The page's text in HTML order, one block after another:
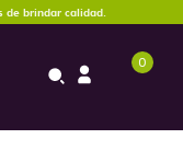
de brindar calidad.
0